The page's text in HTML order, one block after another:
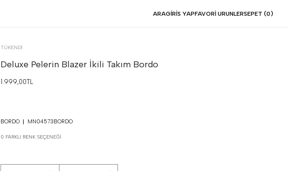
ARAGIRIS YAPFAVORI URUNLERSEPET (0 )
TÜKENDI
Deluxe Pelerin Blazer İkili Takım Bordo
1.999,00TL
BORDO MN04573BORDO
0 FARKLI RENK SEÇENEĞI